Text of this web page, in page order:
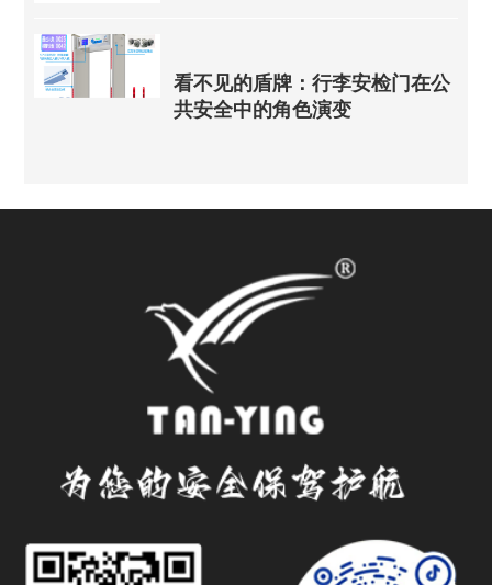
看不见的盾牌：行李安检门在公
共安全中的角色演变